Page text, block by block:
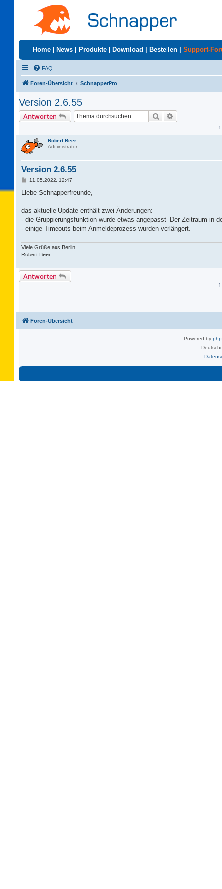
Home News Produkte Download Bestellen Support-
FAQ
Foren-Übersicht SchnapperPro
Version 2.6.55
Antworten Suche
Robert Beer
Administrator
Version 2.6.55
B
i
a
11.05.2022, 12:47
Liebe Schnapperfreunde,
das aktuelle Update enthält zwei Änderungen:
- die Gruppierungsfunktion wurde etwas angepasst. Der Zeitraum in
- einige Timeouts beim Anmeldeprozess wurden verlängert.
Viele Grüße aus Berlin
Robert Beer
Antworten
Foren-Übersicht
Powered by